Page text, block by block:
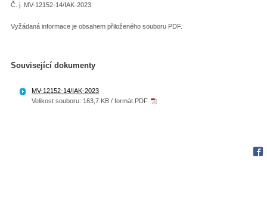
Č. j. MV-12152-14/IAK-2023
Vyžádaná informace je obsahem přiloženého souboru PDF.
Související dokumenty
MV-12152-14/IAK-2023
Velikost souboru: 163,7 KB / formát PDF